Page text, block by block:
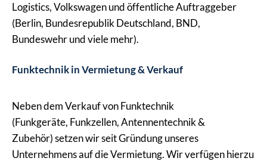
Logistics, Volkswagen und öffentliche Auftraggeber
(Berlin, Bundesrepublik Deutschland, BND,
Bundeswehr und viele mehr).
Funktechnik in Vermietung & Verkauf
Neben dem Verkauf von Funktechnik
(Funkgeräte, Funkzellen, Antennentechnik &
Zubehör) setzen wir seit Gründung unseres
Unternehmens auf die Vermietung. Wir verfügen hierzu